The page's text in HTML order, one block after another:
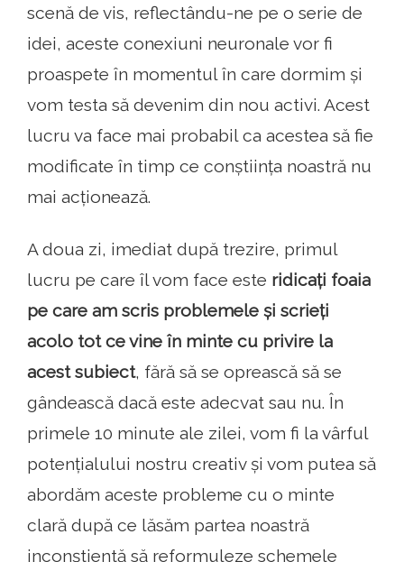
scenă de vis, reflectându-ne pe o serie de
idei, aceste conexiuni neuronale vor fi
proaspete în momentul în care dormim și
vom testa să devenim din nou activi. Acest
lucru va face mai probabil ca acestea să fie
modificate în timp ce conștiința noastră nu
mai acționează.
A doua zi, imediat după trezire, primul
lucru pe care îl vom face este ridicați foaia
pe care am scris problemele și scrieți
acolo tot ce vine în minte cu privire la
acest subiect, fără să se oprească să se
gândească dacă este adecvat sau nu. În
primele 10 minute ale zilei, vom fi la vârful
potențialului nostru creativ și vom putea să
abordăm aceste probleme cu o minte
clară după ce lăsăm partea noastră
inconștientă să reformuleze schemele